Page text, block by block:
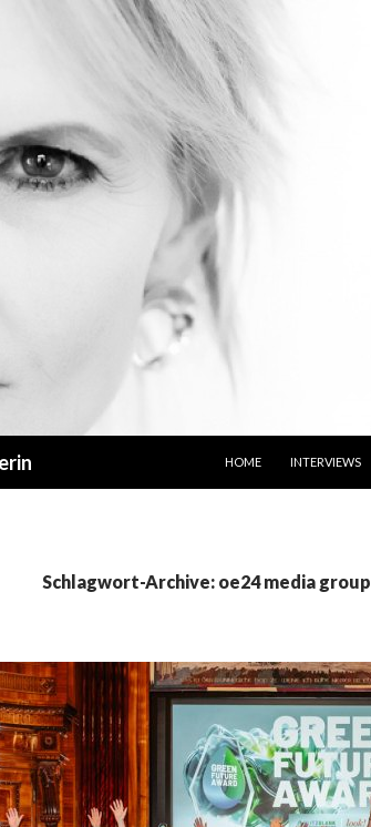
HOME
INTERVIEWS
Schlagwort-Archive: oe24 media group